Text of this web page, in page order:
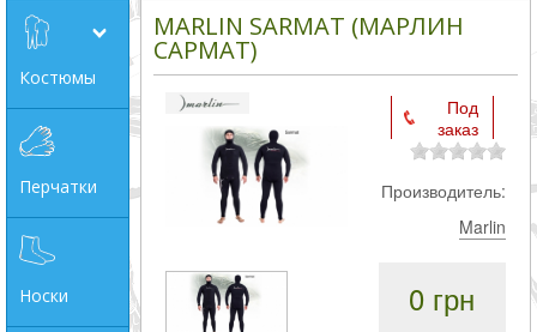
Текст
Искать
Любое из
слов
слова
Точное
Костюмы
Перчатки
Носки
MARLIN SARMAT (МАРЛИН
САРМАТ)
Под
заказ
Производитель:
Marlin
0 грн